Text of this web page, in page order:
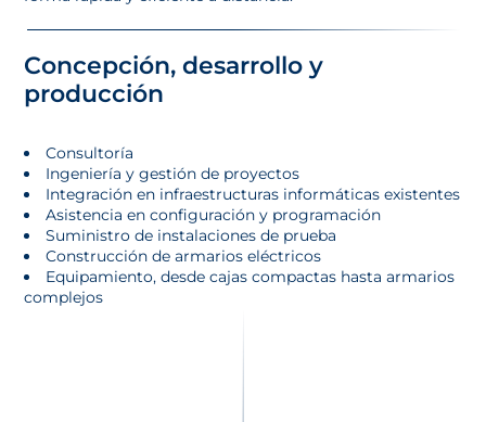
Concepción, desarrollo y
producción
Consultoría
Ingeniería y gestión de proyectos
Integración en infraestructuras informáticas existentes
Asistencia en configuración y programación
Suministro de instalaciones de prueba
Construcción de armarios eléctricos
Equipamiento, desde cajas compactas hasta armarios
complejos